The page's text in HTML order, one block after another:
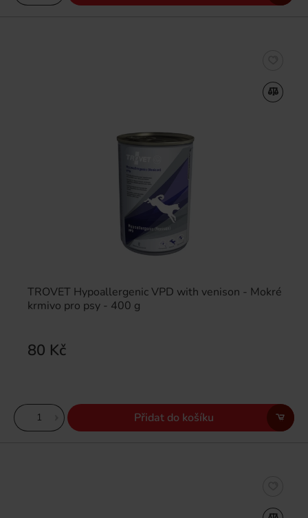
TROVET Hypoallergenic VPD with venison - Mokré
krmivo pro psy - 400 g
80 Kč
Přidat do košíku